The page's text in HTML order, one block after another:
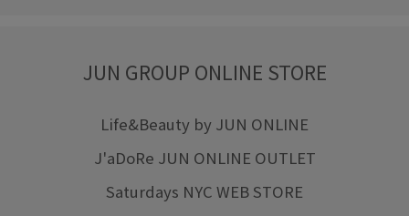
JUN GROUP ONLINE STORE
Life&Beauty by JUN ONLINE
J'aDoRe JUN ONLINE OUTLET
Saturdays NYC WEB STORE